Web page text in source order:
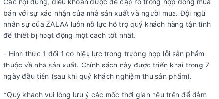
bán với sự xác nhận của nhà sản xuất và người mua. Đội ngũ
nhân sự của ZALAA luôn nỗ lực hỗ trợ quý khách hàng tận tình
để thiết bị hoạt động một cách tốt nhất.
- Hình thức 1 đổi 1 có hiệu lực trong trường hợp lỗi sản phẩm
thuộc về nhà sản xuất. Chính sách này được triển khai trong 7
ngày đầu tiên (sau khi quý khách nghiệm thu sản phẩm).
*Quý khách vui lòng lưu ý các mốc thời gian nêu trên để đảm